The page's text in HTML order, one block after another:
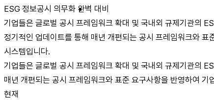
ESG 내재화 교육 및 검증 지원
ESG 정보공시 의무화 완벽 대비
기업들은 글로벌 공시 프레임워크 확대 및 국내외 규제기관의
정기적인 업데이트를 통해 매년 개편되는 공시 프레임워크와
시스템입니다.
기업들은 글로벌 공시 프레임워크 확대 및 국내외 규제기관의
매년 개편되는 공시 프레임워크와 표준 요구사항을 반영하여
현재